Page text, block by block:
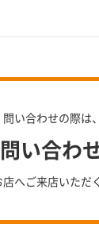
問い合わせの際は
い合わ
へご来店いただ